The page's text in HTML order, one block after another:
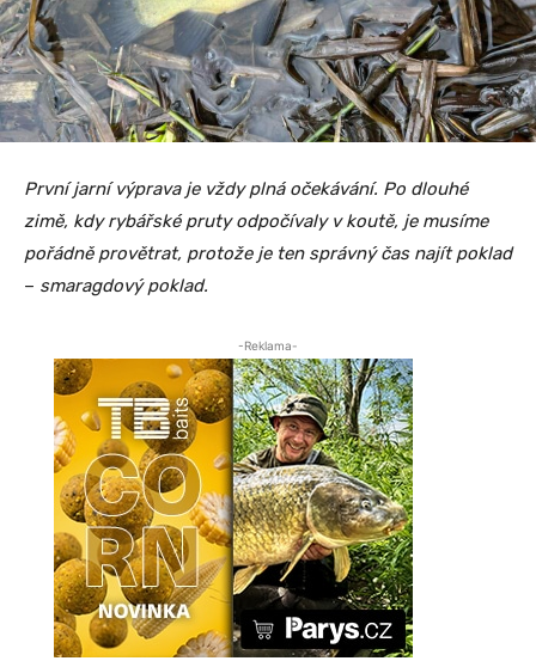
První jarní výprava je vždy plná očekávání. Po dlouhé
zimě, kdy rybářské pruty odpočívaly v koutě, je musíme
pořádně provětrat, protože je ten správný čas najít poklad
– smaragdový poklad.
-Reklama-